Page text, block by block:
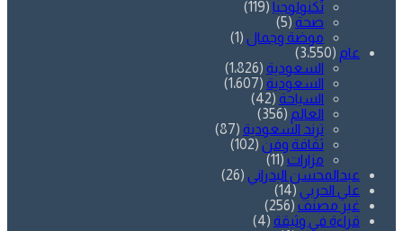
تكنولوجيا (119)
صحة (5)
موضة وجمال (1)
عام (3٬550)
السعودية (1٬826)
السعودية (1٬607)
السياحة (42)
العالم (356)
ترند السعودية (87)
ثقافة وفن (102)
مزارات (11)
عبدالمحسن البدراني (26)
علي الحربي (14)
غير مصنف (256)
قراءة في وثيقة (4)